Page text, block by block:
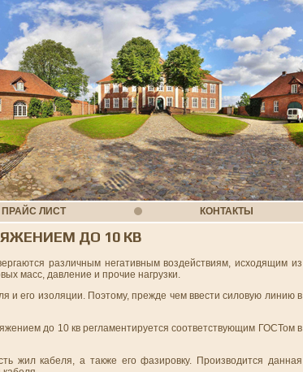
ПРАЙС ЛИСТ КОНТАКТЫ
ДО 10 КВ
различным негативным воздействиям, исходящим из
масс, давление и прочие нагрузки.
и его изоляции. Поэтому, прежде чем ввести силовую линию в
до 10 кв регламентируется соответствующим ГОСТом в
жил кабеля, а также его фазировку. Производится данная